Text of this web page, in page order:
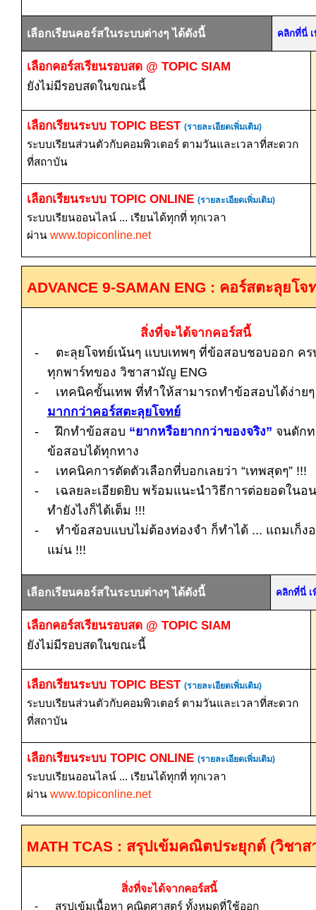
เลือกเรียนคอร์สในระบบต่างๆ ได้ดังนี้ คลิกที่นี่
เลือกคอร์สเรียนรอบสด @ TOPIC SIAM
ยังไม่มีรอบสดในขณะนี้
เลือกเรียนระบบTOPIC BEST (รายละเอียดเพิ่มเติม)
ระบบเรียนส่วนตัวกับคอมพิวเตอร์ ตามวันและเวลาที่สะดวก
ที่สถาบัน
เลือกเรียนระบบTOPIC ONLINE (รายละเอียดเพิ่มเติม)
ระบบเรียนออนไลน์ ... เรียนได้ทุกที่ ทุกเวลา
ผ่านwww.topiconline.net
ADVANCE 9-SAMAN ENG : คอร์สตะลุยโ
สิ่งที่จะได้จากคอร์สนี้
-
ตะลุยโจทย์เน้นๆ แบบเทพๆ ที่ข้อสอบชอบออก ค
ทุกพาร์ทของ วิชาสามัญ ENG
-
เทคนิคขั้นเทพ ที่ทำให้สามารถทำข้อสอบได้ง่าย
มากกว่าคอร์สตะลุยโจทย์
-
ฝึกทำข้อสอบ “ยากหรือยากกว่าของจริง” จนดัก
ข้อสอบได้ทุกทาง
-
เทคนิคการตัดตัวเลือกที่บอกเลยว่า “เทพสุดๆ” !!!
-
เฉลยละเอียดยิบ พร้อมแนะนำวิธีการต่อยอดในอ
ทำยังไงก็ได้เต็ม !!!
-
ทำข้อสอบแบบไม่ต้องท่องจำ ก็ทำได้ ... แถมเก็ง
แม่น !!!
เลือกเรียนคอร์สในระบบต่างๆ ได้ดังนี้ คลิกที่นี่ เ
เลือกคอร์สเรียนรอบสด @ TOPIC SIAM
ยังไม่มีรอบสดในขณะนี้
เลือกเรียนระบบTOPIC BEST (รายละเอียดเพิ่มเติม)
ระบบเรียนส่วนตัวกับคอมพิวเตอร์ ตามวันและเวลาที่สะดวก
ที่สถาบัน
เลือกเรียนระบบTOPIC ONLINE (รายละเอียดเพิ่มเติม)
ระบบเรียนออนไลน์ ... เรียนได้ทุกที่ ทุกเวลา
ผ่านwww.topiconline.net
MATH TCAS : สรุปเข้มคณิตประยุกต์ (วิชา
สิ่งที่จะได้จากคอร์สนี้
-
สรุปเข้มเนื้อหา คณิตศาสตร์ ทั้งหมดที่ใช้ออก